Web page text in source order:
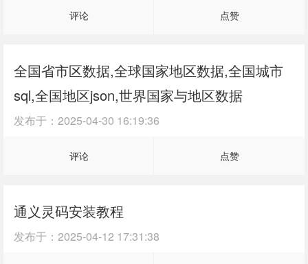
评论 点赞
全国省市区数据,全球国家地区数据,全国城市
sql,全国地区json,世界国家与地区数据
发布于： 2025-04-30 16:19:36
评论 点赞
通义灵码安装教程
发布于： 2025-04-12 17:31:38